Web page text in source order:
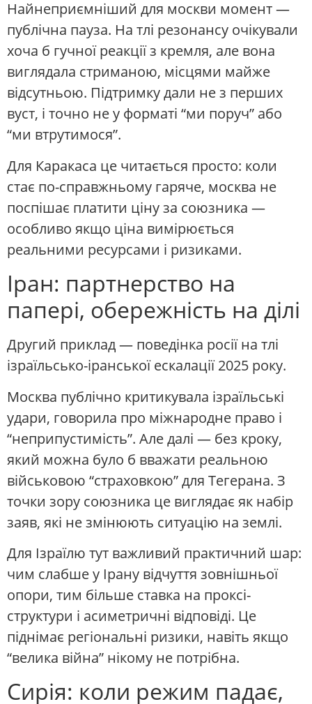
Найнеприємніший для москви момент —
публічна пауза. На тлі резонансу очікували
хоча б гучної реакції з кремля, але вона
виглядала стриманою, місцями майже
відсутньою. Підтримку дали не з перших
вуст, і точно не у форматі “ми поруч” або
“ми втрутимося”.
Для Каракаса це читається просто: коли
стає по-справжньому гаряче, москва не
поспішає платити ціну за союзника —
особливо якщо ціна вимірюється
реальними ресурсами і ризиками.
Іран: партнерство на
папері, обережність на ділі
Другий приклад — поведінка росії на тлі
ізраїльсько-іранської ескалації 2025 року.
Москва публічно критикувала ізраїльські
удари, говорила про міжнародне право і
“неприпустимість”. Але далі — без кроку,
який можна було б вважати реальною
військовою “страховкою” для Тегерана. З
точки зору союзника це виглядає як набір
заяв, які не змінюють ситуацію на землі.
Для Ізраїлю тут важливий практичний шар:
чим слабше у Ірану відчуття зовнішньої
опори, тим більше ставка на проксі-
структури і асиметричні відповіді. Це
піднімає регіональні ризики, навіть якщо
“велика війна” нікому не потрібна.
Сирія: коли режим падає,